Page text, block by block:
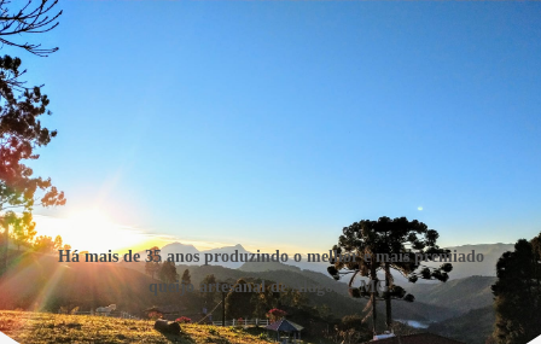
Há mais de 35 anos produzindo o melhor e mais premiado
queijo artesanal de Alagoa – MG.